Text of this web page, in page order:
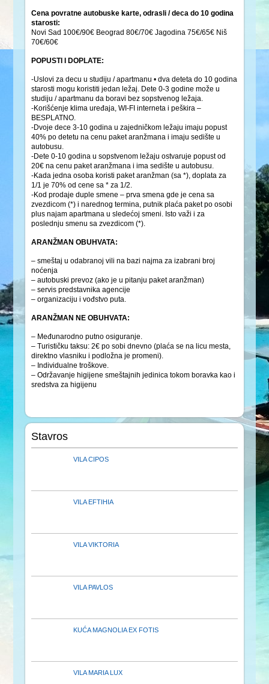
Cena povratne autobuske karte, odrasli / deca do 10 godina
starosti:
Novi Sad 100€/90€ Beograd 80€/70€ Jagodina 75€/65€ Niš
70€/60€
POPUSTI I DOPLATE:
-Uslovi za decu u studiju / apartmanu • dva deteta do 10 godina
starosti mogu koristiti jedan ležaj. Dete 0-3 godine može u
studiju / apartmanu da boravi bez sopstvenog ležaja.
-Korišćenje klima uređaja, WI-FI interneta i peškira –
BESPLATNO.
-Dvoje dece 3-10 godina u zajedničkom ležaju imaju popust
40% po detetu na cenu paket aranžmana i imaju sedište u
autobusu.
-Dete 0-10 godina u sopstvenom ležaju ostvaruje popust od
20€ na cenu paket aranžmana i ima sedište u autobusu.
-Kada jedna osoba koristi paket aranžman (sa *), doplata za
1/1 je 70% od cene sa * za 1/2.
-Kod prodaje duple smene – prva smena gde je cena sa
zvezdicom (*) i narednog termina, putnik plaća paket po osobi
plus najam apartmana u sledećoj smeni. Isto važi i za
poslednju smenu sa zvezdicom (*).
ARANŽMAN OBUHVATA:
– smeštaj u odabranoj vili na bazi najma za izabrani broj
noćenja
– autobuski prevoz (ako je u pitanju paket aranžman)
– servis predstavnika agencije
– organizaciju i vođstvo puta.
ARANŽMAN NE OBUHVATA:
– Međunarodno putno osiguranje.
– Turističku taksu: 2€ po sobi dnevno (plaća se na licu mesta,
direktno vlasniku i podložna je promeni).
– Individualne troškove.
– Održavanje higijene smeštajnih jedinica tokom boravka kao i
sredstva za higijenu
Stavros
VILA CIPOS
VILA EFTIHIA
VILA VIKTORIA
VILA PAVLOS
KUĆA MAGNOLIA EX FOTIS
VILA MARIA LUX